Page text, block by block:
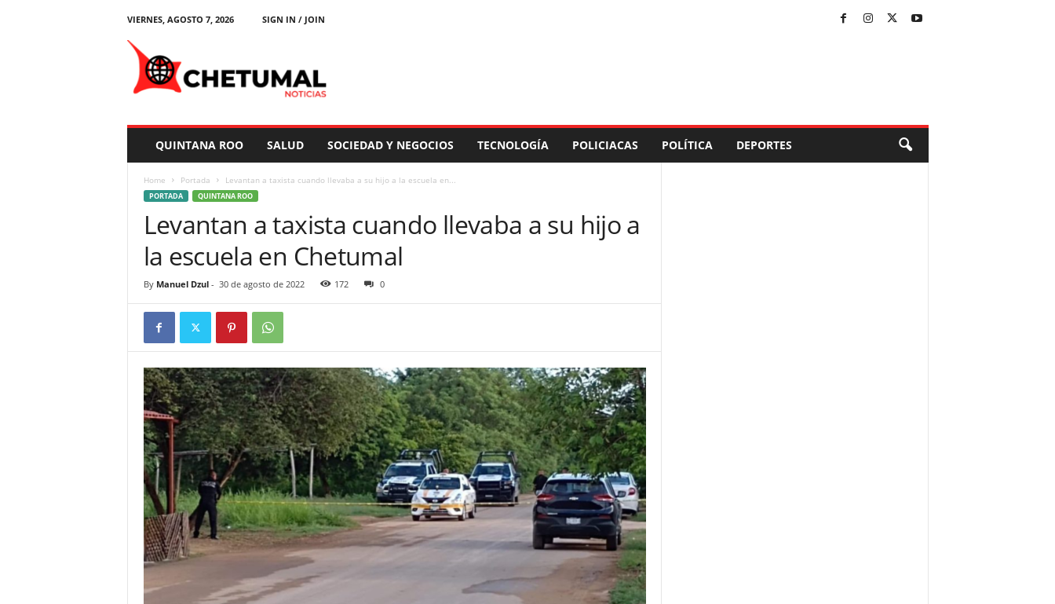
VIERNES, AGOSTO 7, 2026
SIGN IN / JOIN
QUINTANA ROO SALUD SOCIEDAD Y NEGOCIOS TECNOLOGÍA POLICIACAS POLÍTICA DEPORTES
Home Portada Levantan a taxista cuando llevaba a su hijo a la escuela en...
PORTADA QUINTANA ROO
Levantan a taxista cuando llevaba a su hijo a
la escuela en Chetumal
By Manuel Dzul- 30 de agosto de 2022 172 0